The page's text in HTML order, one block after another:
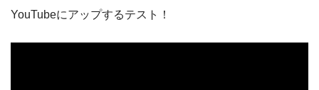
YouTubeにアップするテスト！